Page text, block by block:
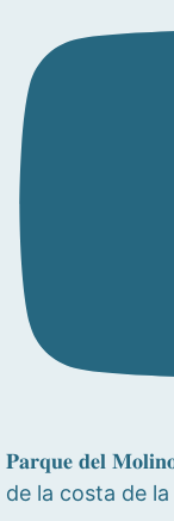
𝐏𝐚𝐫𝐪𝐮𝐞 𝐝𝐞𝐥
de la costa de